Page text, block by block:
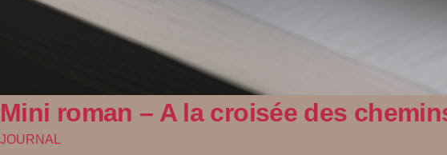
Mini roman – A la croisée des
JOURNAL